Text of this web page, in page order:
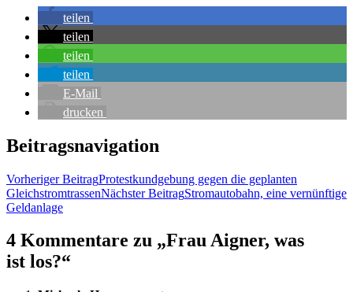
tei­len
tei­len
tei­len
tei­len
E‑Mail
dru­cken
Beitragsnavigation
Vorheriger BeitragPro­test­kund­ge­bung gegen die geplan­ten
GleichstromtrassenNächster BeitragStrom­au­to­bahn, eine ver­nünf­ti­ge
Geldanlage
4 Kommentare zu „Frau Aigner, was
ist los?“